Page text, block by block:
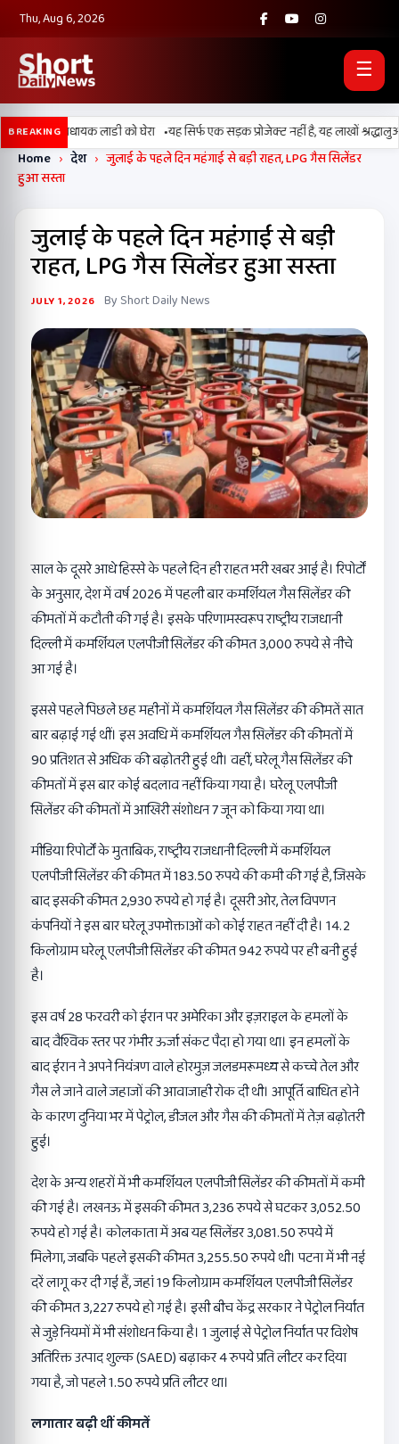
Thu, Aug 6, 2026
☰
BREAKINGविधायक लाडी को घेरा •यह सिर्फ एक सड़क प्रोजेक्ट नहीं है, यह लाखों श्रद्धालुओं,
Home › देश › जुलाई के पहले दिन महंगाई से बड़ी राहत, LPG गैस सिलेंडर
हुआ सस्ता
जुलाई के पहले दिन महंगाई से बड़ी
राहत, LPG गैस सिलेंडर हुआ सस्ता
JULY 1, 2026 By Short Daily News
साल के दूसरे आधे हिस्से के पहले दिन ही राहत भरी खबर आई है। रिपोर्टों
के अनुसार, देश में वर्ष 2026 में पहली बार कमर्शियल गैस सिलेंडर की
कीमतों में कटौती की गई है। इसके परिणामस्वरूप राष्ट्रीय राजधानी
दिल्ली में कमर्शियल एलपीजी सिलेंडर की कीमत 3,000 रुपये से नीचे
आ गई है।
इससे पहले पिछले छह महीनों में कमर्शियल गैस सिलेंडर की कीमतें सात
बार बढ़ाई गई थीं। इस अवधि में कमर्शियल गैस सिलेंडर की कीमतों में
90 प्रतिशत से अधिक की बढ़ोतरी हुई थी। वहीं, घरेलू गैस सिलेंडर की
कीमतों में इस बार कोई बदलाव नहीं किया गया है। घरेलू एलपीजी
सिलेंडर की कीमतों में आखिरी संशोधन 7 जून को किया गया था।
मीडिया रिपोर्टों के मुताबिक, राष्ट्रीय राजधानी दिल्ली में कमर्शियल
एलपीजी सिलेंडर की कीमत में 183.50 रुपये की कमी की गई है, जिसके
बाद इसकी कीमत 2,930 रुपये हो गई है। दूसरी ओर, तेल विपणन
कंपनियों ने इस बार घरेलू उपभोक्ताओं को कोई राहत नहीं दी है। 14.2
किलोग्राम घरेलू एलपीजी सिलेंडर की कीमत 942 रुपये पर ही बनी हुई
है।
इस वर्ष 28 फरवरी को ईरान पर अमेरिका और इज़राइल के हमलों के
बाद वैश्विक स्तर पर गंभीर ऊर्जा संकट पैदा हो गया था। इन हमलों के
बाद ईरान ने अपने नियंत्रण वाले होरमुज़ जलडमरूमध्य से कच्चे तेल और
गैस ले जाने वाले जहाजों की आवाजाही रोक दी थी। आपूर्ति बाधित होने
के कारण दुनिया भर में पेट्रोल, डीजल और गैस की कीमतों में तेज़ बढ़ोतरी
हुई।
देश के अन्य शहरों में भी कमर्शियल एलपीजी सिलेंडर की कीमतों में कमी
की गई है। लखनऊ में इसकी कीमत 3,236 रुपये से घटकर 3,052.50
रुपये हो गई है। कोलकाता में अब यह सिलेंडर 3,081.50 रुपये में
मिलेगा, जबकि पहले इसकी कीमत 3,255.50 रुपये थी। पटना में भी नई
दरें लागू कर दी गई हैं, जहां 19 किलोग्राम कमर्शियल एलपीजी सिलेंडर
की कीमत 3,227 रुपये हो गई है। इसी बीच केंद्र सरकार ने पेट्रोल निर्यात
से जुड़े नियमों में भी संशोधन किया है। 1 जुलाई से पेट्रोल निर्यात पर विशेष
अतिरिक्त उत्पाद शुल्क (SAED) बढ़ाकर 4 रुपये प्रति लीटर कर दिया
गया है, जो पहले 1.50 रुपये प्रति लीटर था।
लगातार बढ़ी थीं कीमतें